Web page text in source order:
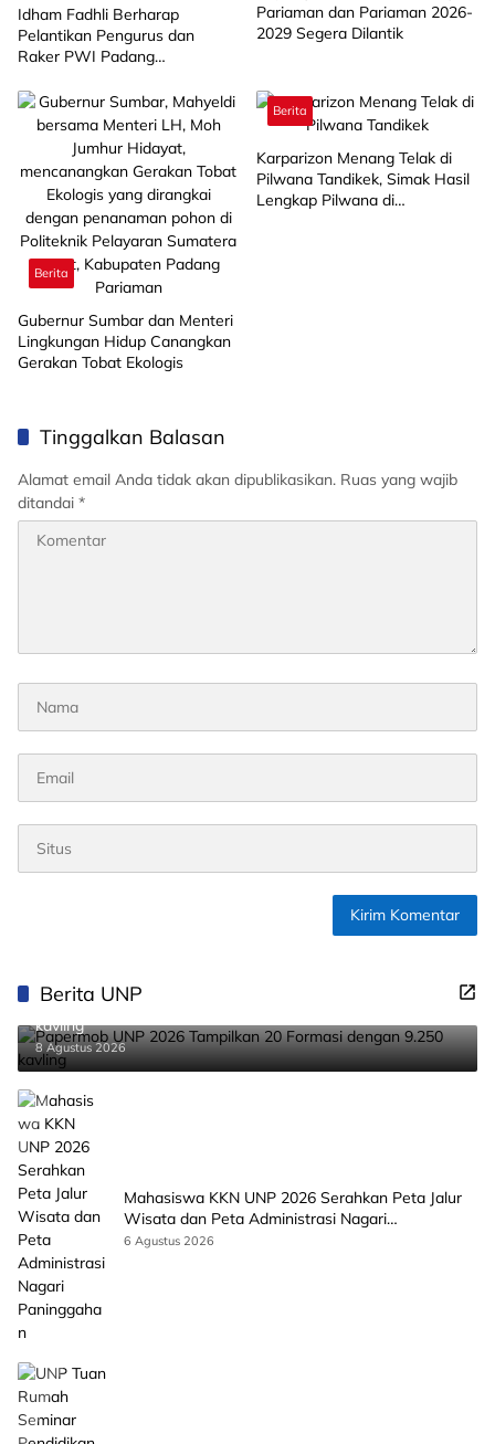
Idham Fadhli Berharap
Pelantikan Pengurus dan
Raker PWI Padang
Lancar
Pariaman dan Pariaman 2026-
2029 Segera Dilantik
Berita
Gubernur Sumbar dan Menteri
Lingkungan Hidup Canangkan
Gerakan Tobat Ekologis
Berita
Karparizon Menang Telak di
Pilwana Tandikek, Simak Hasil
Lengkap Pilwana di
Tinggalkan Balasan
Alamat email Anda tidak akan dipublikasikan. Ruas yang wajib
ditandai *
Berita UNP
Papermob UNP 2026 Tampilkan 20 Formasi dengan 9.250
kavling
8 Agustus 2026
Mahasiswa KKN UNP 2026 Serahkan Peta Jalur
Wisata dan Peta Administrasi Nagari
Paninggahan
6 Agustus 2026